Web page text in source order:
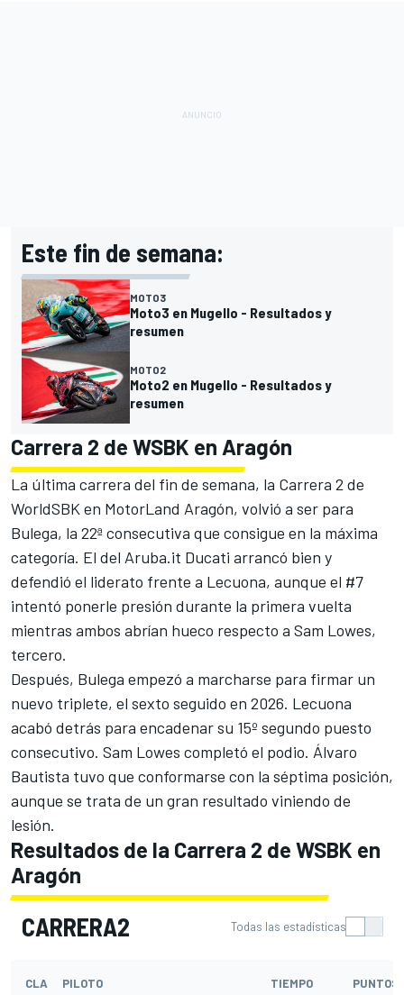
Este fin de semana:
MOTO3
Moto3 en Mugello - Resultados y
resumen
MOTO2
Moto2 en Mugello - Resultados y
resumen
Carrera 2 de WSBK en Aragón
La última carrera del fin de semana, la Carrera 2 de
WorldSBK en MotorLand Aragón, volvió a ser para
Bulega, la 22ª consecutiva que consigue en la máxima
categoría. El del Aruba.it Ducati arrancó bien y
defendió el liderato frente a Lecuona, aunque el #7
intentó ponerle presión durante la primera vuelta
mientras ambos abrían hueco respecto a Sam Lowes,
tercero.
Después, Bulega empezó a marcharse para firmar un
nuevo triplete, el sexto seguido en 2026. Lecuona
acabó detrás para encadenar su 15º segundo puesto
consecutivo. Sam Lowes completó el podio. Álvaro
Bautista tuvo que conformarse con la séptima posición,
aunque se trata de un gran resultado viniendo de
lesión.
Resultados de la Carrera 2 de WSBK en
Aragón
CARRERA2 Todas las estadísticas
CLA PILOTO TIEMPO PUNTOS